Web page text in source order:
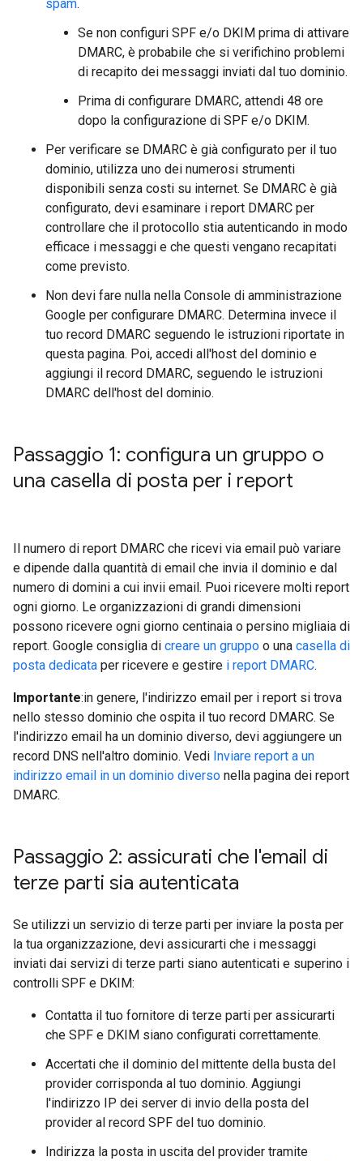
spam.
Se non configuri SPF e/o DKIM prima di attivare
DMARC, è probabile che si verifichino problemi
di recapito dei messaggi inviati dal tuo dominio.
Prima di configurare DMARC, attendi 48 ore
dopo la configurazione di SPF e/o DKIM.
Per verificare se DMARC è già configurato per il tuo
dominio, utilizza uno dei numerosi strumenti
disponibili senza costi su internet. Se DMARC è già
configurato, devi esaminare i report DMARC per
controllare che il protocollo stia autenticando in modo
efficace i messaggi e che questi vengano recapitati
come previsto.
Non devi fare nulla nella Console di amministrazione
Google per configurare DMARC. Determina invece il
tuo record DMARC seguendo le istruzioni riportate in
questa pagina. Poi, accedi all'host del dominio e
aggiungi il record DMARC, seguendo le istruzioni
DMARC dell'host del dominio.
Passaggio 1: configura un gruppo o
una casella di posta per i report
Il numero di report DMARC che ricevi via email può variare
e dipende dalla quantità di email che invia il dominio e dal
numero di domini a cui invii email. Puoi ricevere molti report
ogni giorno. Le organizzazioni di grandi dimensioni
possono ricevere ogni giorno centinaia o persino migliaia di
report. Google consiglia di creare un gruppo o una casella di
posta dedicata per ricevere e gestire i report DMARC.
Importante:in genere, l'indirizzo email per i report si trova
nello stesso dominio che ospita il tuo record DMARC. Se
l'indirizzo email ha un dominio diverso, devi aggiungere un
record DNS nell'altro dominio. Vedi Inviare report a un
indirizzo email in un dominio diverso nella pagina dei report
DMARC.
Passaggio 2: assicurati che l'email di
terze parti sia autenticata
Se utilizzi un servizio di terze parti per inviare la posta per
la tua organizzazione, devi assicurarti che i messaggi
inviati dai servizi di terze parti siano autenticati e superino i
controlli SPF e DKIM:
Contatta il tuo fornitore di terze parti per assicurarti
che SPF e DKIM siano configurati correttamente.
Accertati che il dominio del mittente della busta del
provider corrisponda al tuo dominio. Aggiungi
l'indirizzo IP dei server di invio della posta del
provider al record SPF del tuo dominio.
Indirizza la posta in uscita del provider tramite